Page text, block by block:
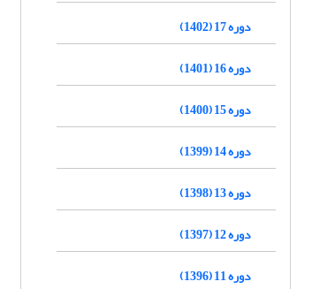
دوره 17 (1402)
دوره 16 (1401)
دوره 15 (1400)
دوره 14 (1399)
دوره 13 (1398)
دوره 12 (1397)
دوره 11 (1396)